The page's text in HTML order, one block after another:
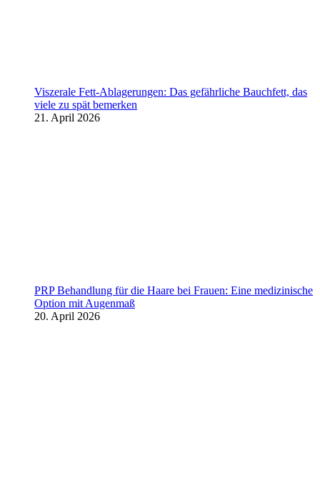
Viszerale Fett-Ablagerungen: Das gefährliche Bauchfett, das
viele zu spät bemerken
21. April 2026
PRP Behandlung für die Haare bei Frauen: Eine medizinische
Option mit Augenmaß
20. April 2026